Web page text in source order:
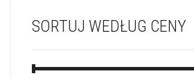
SORTUJ WEDŁUG CENY